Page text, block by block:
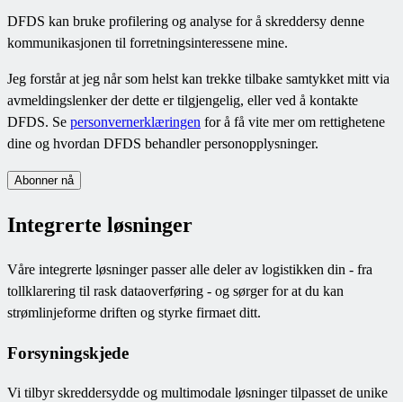
DFDS kan bruke profilering og analyse for å skreddersy denne
kommunikasjonen til forretningsinteressene mine.
Jeg forstår at jeg når som helst kan trekke tilbake samtykket mitt via
avmeldingslenker der dette er tilgjengelig, eller ved å kontakte
DFDS. Se personvernerklæringen for å få vite mer om rettighetene
dine og hvordan DFDS behandler personopplysninger.
Abonner nå
Integrerte løsninger
Våre integrerte løsninger passer alle deler av logistikken din - fra
tollklarering til rask dataoverføring - og sørger for at du kan
strømlinjeforme driften og styrke firmaet ditt.
Forsyningskjede
Vi tilbyr skreddersydde og multimodale løsninger tilpasset de unike